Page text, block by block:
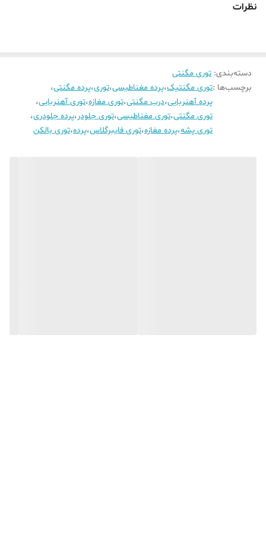
نظرات
دسته‌بندی: توری مگنتی
برچسب‌ها :توری مگنتیک،پرده مغناطیسی،توری،پرده مگنتی،
پرده آهنربایی،درب مگنتی،توری مغازه،توری آهنربایی،
توری مگنتی،توری مغناطیسی،توری جلودر،پرده جلودری،
توری پشه،پرده مغازه،توری فایبرگلاس،پرده،توری بالکن